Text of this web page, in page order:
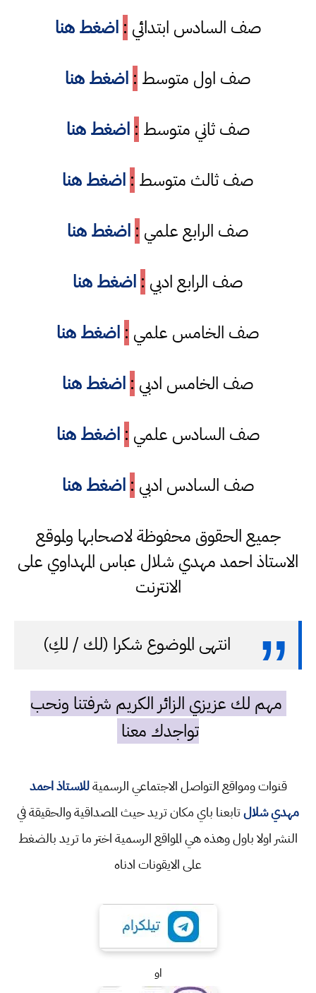
صف السادس ابتدائي : اضغط هنا
صف اول متوسط : اضغط هنا
صف ثاني متوسط : اضغط هنا
صف ثالث متوسط : اضغط هنا
صف الرابع علمي : اضغط هنا
صف الرابع ادبي : اضغط هنا
صف الخامس علمي : اضغط هنا
صف الخامس ادبي : اضغط هنا
صف السادس علمي : اضغط هنا
صف السادس ادبي : اضغط هنا
جميع الحقوق محفوظة لاصحابها ولموقع
الاستاذ احمد مهدي شلال عباس المهداوي على
الانترنت
انتهى الموضوع شكرا (لك / لكِ)
مهم لك عزيزي الزائر الكريم شرفتنا ونحب
تواجدك معنا
قنوات ومواقع التواصل الاجتماعي الرسميةللاستاذ احمد
مهدي شلالتابعنا باي مكان تريد حيث المصداقية والحقيقة في
النشر اولا باول وهذه هي المواقع الرسمية اختر ما تريد بالضغط
على الايقونات ادناه
او